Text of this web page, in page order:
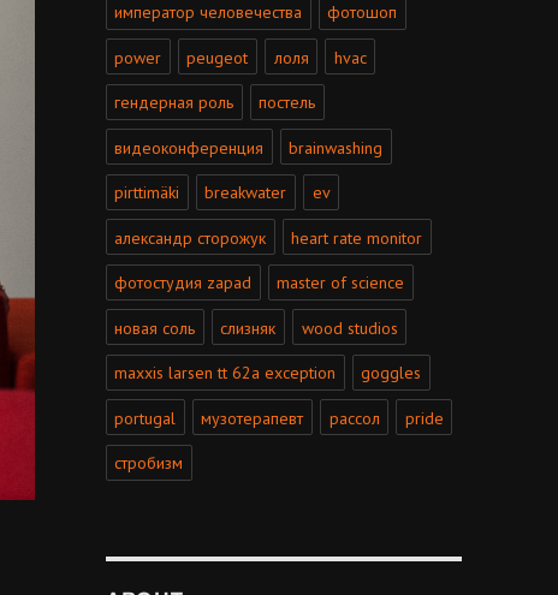
император человечества фотошоп
power peugeot лоля hvac
гендерная роль постель
видеоконференция brainwashing
pirttimäki breakwater ev
александр сторожук heart rate monitor
фотостудия zapad master of science
новая соль слизняк wood studios
maxxis larsen tt 62a exception goggles
portugal музотерапевт рассол pride
стробизм